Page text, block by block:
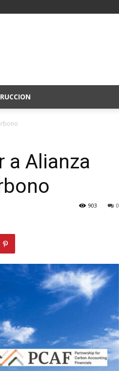
a Alianza
0
903